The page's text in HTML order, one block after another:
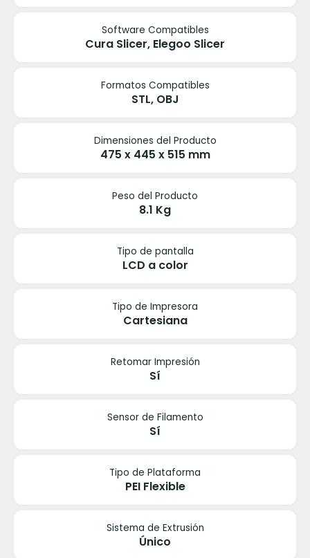
Software Compatibles
Cura Slicer, Elegoo Slicer
Formatos Compatibles
STL, OBJ
Dimensiones del Producto
475 x 445 x 515 mm
Peso del Producto
8.1 Kg
Tipo de pantalla
LCD a color
Tipo de Impresora
Cartesiana
Retomar Impresión
Sí
Sensor de Filamento
Sí
Tipo de Plataforma
PEI Flexible
Sistema de Extrusión
Único